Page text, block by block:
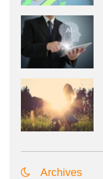
Archives